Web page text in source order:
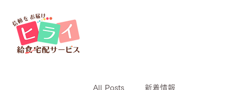
All Posts 新着情報